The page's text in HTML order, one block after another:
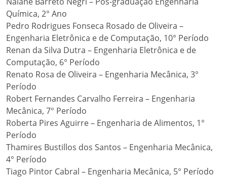
Química, 2° Ano
Pedro Rodrigues Fonseca Rosado de Oliveira –
Engenharia Eletrônica e de Computação, 10° Período
Renan da Silva Dutra – Engenharia Eletrônica e de
Computação, 6° Período
Renato Rosa de Oliveira – Engenharia Mecânica, 3°
Período
Robert Fernandes Carvalho Ferreira – Engenharia
Mecânica, 7° Período
Roberta Pires Aguirre – Engenharia de Alimentos, 1°
Período
Thamires Bustillos dos Santos – Engenharia Mecânica,
4° Período
Tiago Pintor Cabral – Engenharia Mecânica, 5° Período